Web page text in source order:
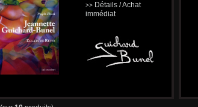
>> Détails / Achat
immédiat